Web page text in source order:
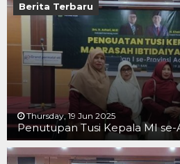
Berita Terbaru
Thursday, 19 Jun 2025
Penutupan Tusi Kepala MI se-